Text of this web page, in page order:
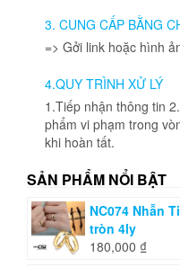
được
chọn
trên
sản
phẩm
3. CUNG CẤP BẰNG
=> Gởi link hoặc hình
4.QUY TRÌNH XỬ LÝ
1.Tiếp nhận thông tin
phẩm vi phạm trong
khi hoàn tất.
SẢN PHẨM NỔI BẬT
NC074 Nhẫn
tròn 4ly
180,000 ₫